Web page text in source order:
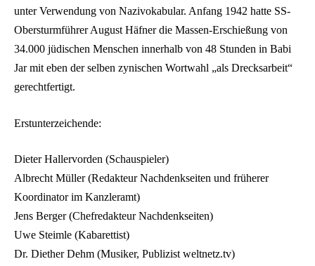
unter Verwendung von Nazivokabular. Anfang 1942 hatte SS-
Obersturmführer August Häfner die Massen-Erschießung von
34.000 jüdischen Menschen innerhalb von 48 Stunden in Babi
Jar mit eben der selben zynischen Wortwahl „als Drecksarbeit“
gerechtfertigt.
Erstunterzeichende:
Dieter Hallervorden (Schauspieler)
Albrecht Müller (Redakteur Nachdenkseiten und früherer
Koordinator im Kanzleramt)
Jens Berger (Chefredakteur Nachdenkseiten)
Uwe Steimle (Kabarettist)
Dr. Diether Dehm (Musiker, Publizist weltnetz.tv)